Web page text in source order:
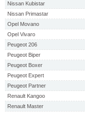
Nissan Kubistar
Nissan Primastar
Opel Movano
Opel Vivaro
Peugeot 206
Peugeot Biper
Peugeot Boxer
Peugeot Expert
Peugeot Partner
Renault Kangoo
Renault Master